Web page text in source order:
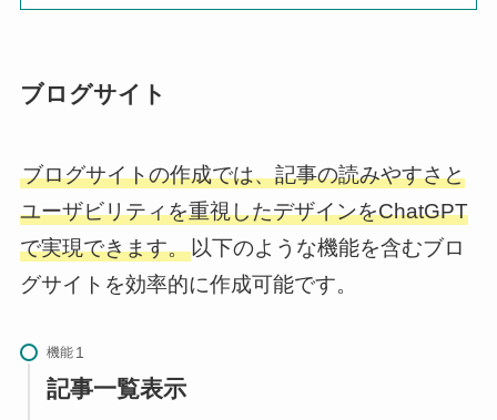
ブログサイト
ブログサイトの作成では、記事の読みやすさと
ユーザビリティを重視したデザインをChatGPT
で実現できます。以下のような機能を含むブロ
グサイトを効率的に作成可能です。
機能
記事一覧表示